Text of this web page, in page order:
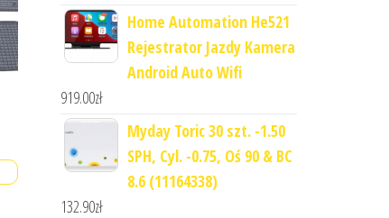
Home Automation He521
Rejestrator Jazdy Kamera
Android Auto Wifi
919.00zł
Myday Toric 30 szt. -1.50
SPH, Cyl. -0.75, Oś 90 & BC
8.6 (11164338)
132.90zł